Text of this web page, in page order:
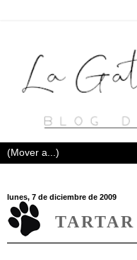
lunes, 7 de diciembre de 2009